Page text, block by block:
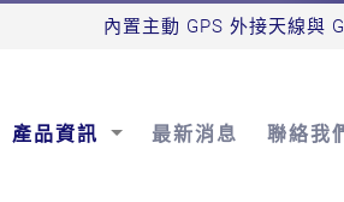
內置主動 GPS 外接天線與
產品資訊 最新消息 聯絡我